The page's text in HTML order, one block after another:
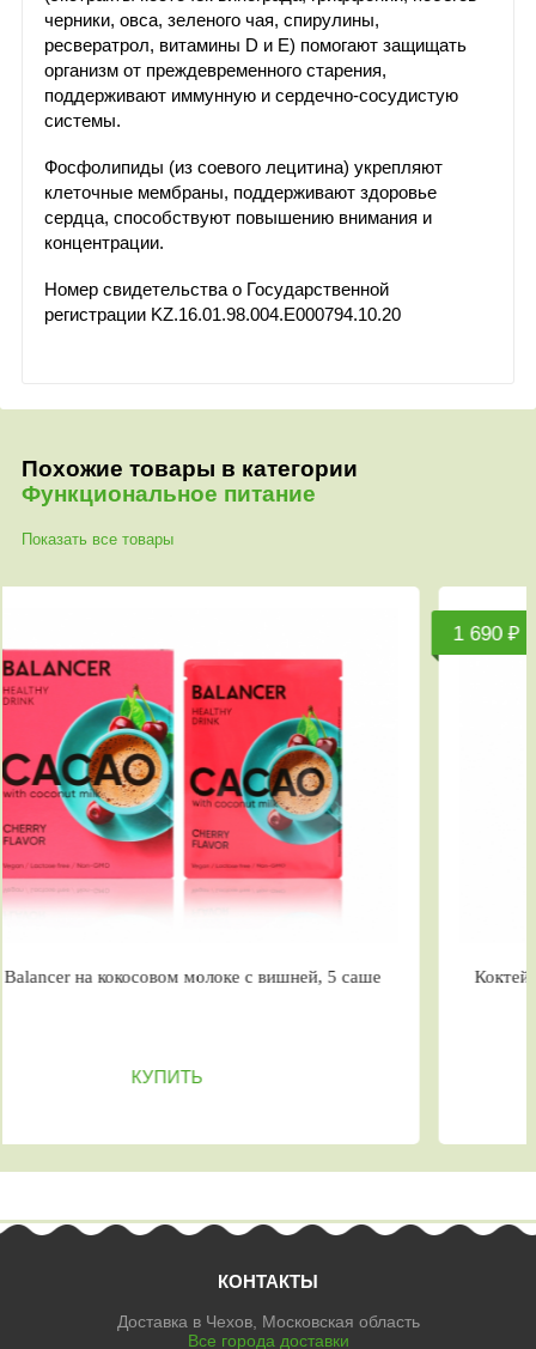
черники, овса, зеленого чая, спирулины,
ресвератрол, витамины D и Е) помогают защищать
организм от преждевременного старения,
поддерживают иммунную и сердечно-сосудистую
системы.
Фосфолипиды (из соевого лецитина) укрепляют
клеточные мембраны, поддерживают здоровье
сердца, способствуют повышению внимания и
концентрации.
Номер свидетельства о Государственной
регистрации KZ.16.01.98.004.E000794.10.20
Похожие товары в категории
Функциональное питание
Показать все товары
молоке с вишней, 5 саше Коктейль Balancer со
КОНТАКТЫ
Доставка в Чехов, Московская область
Все города доставки